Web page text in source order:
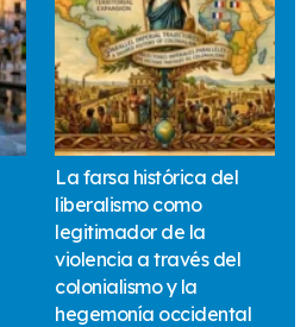
La farsa histórica del
liberalismo como
legitimador de la
violencia a través del
colonialismo y la
hegemonía occidental